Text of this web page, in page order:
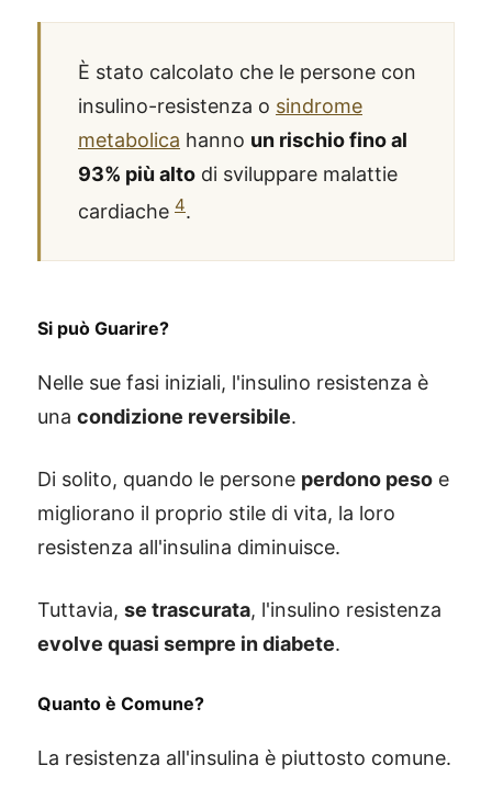
È stato calcolato che le persone con
insulino-resistenza o sindrome
metabolica hanno un rischio fino al
93% più alto di sviluppare malattie
cardiache 4.
Si può Guarire?
Nelle sue fasi iniziali, l'insulino resistenza è
una condizione reversibile.
Di solito, quando le persone perdono peso e
migliorano il proprio stile di vita, la loro
resistenza all'insulina diminuisce.
Tuttavia, se trascurata, l'insulino resistenza
evolve quasi sempre in diabete.
Quanto è Comune?
La resistenza all'insulina è piuttosto comune.